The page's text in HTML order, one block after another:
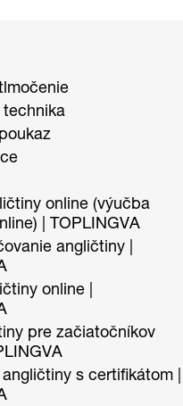
technika
online (výučba
| TOPLINGVA
angličtiny |
online |
pre začiatočníkov
s certifikátom |